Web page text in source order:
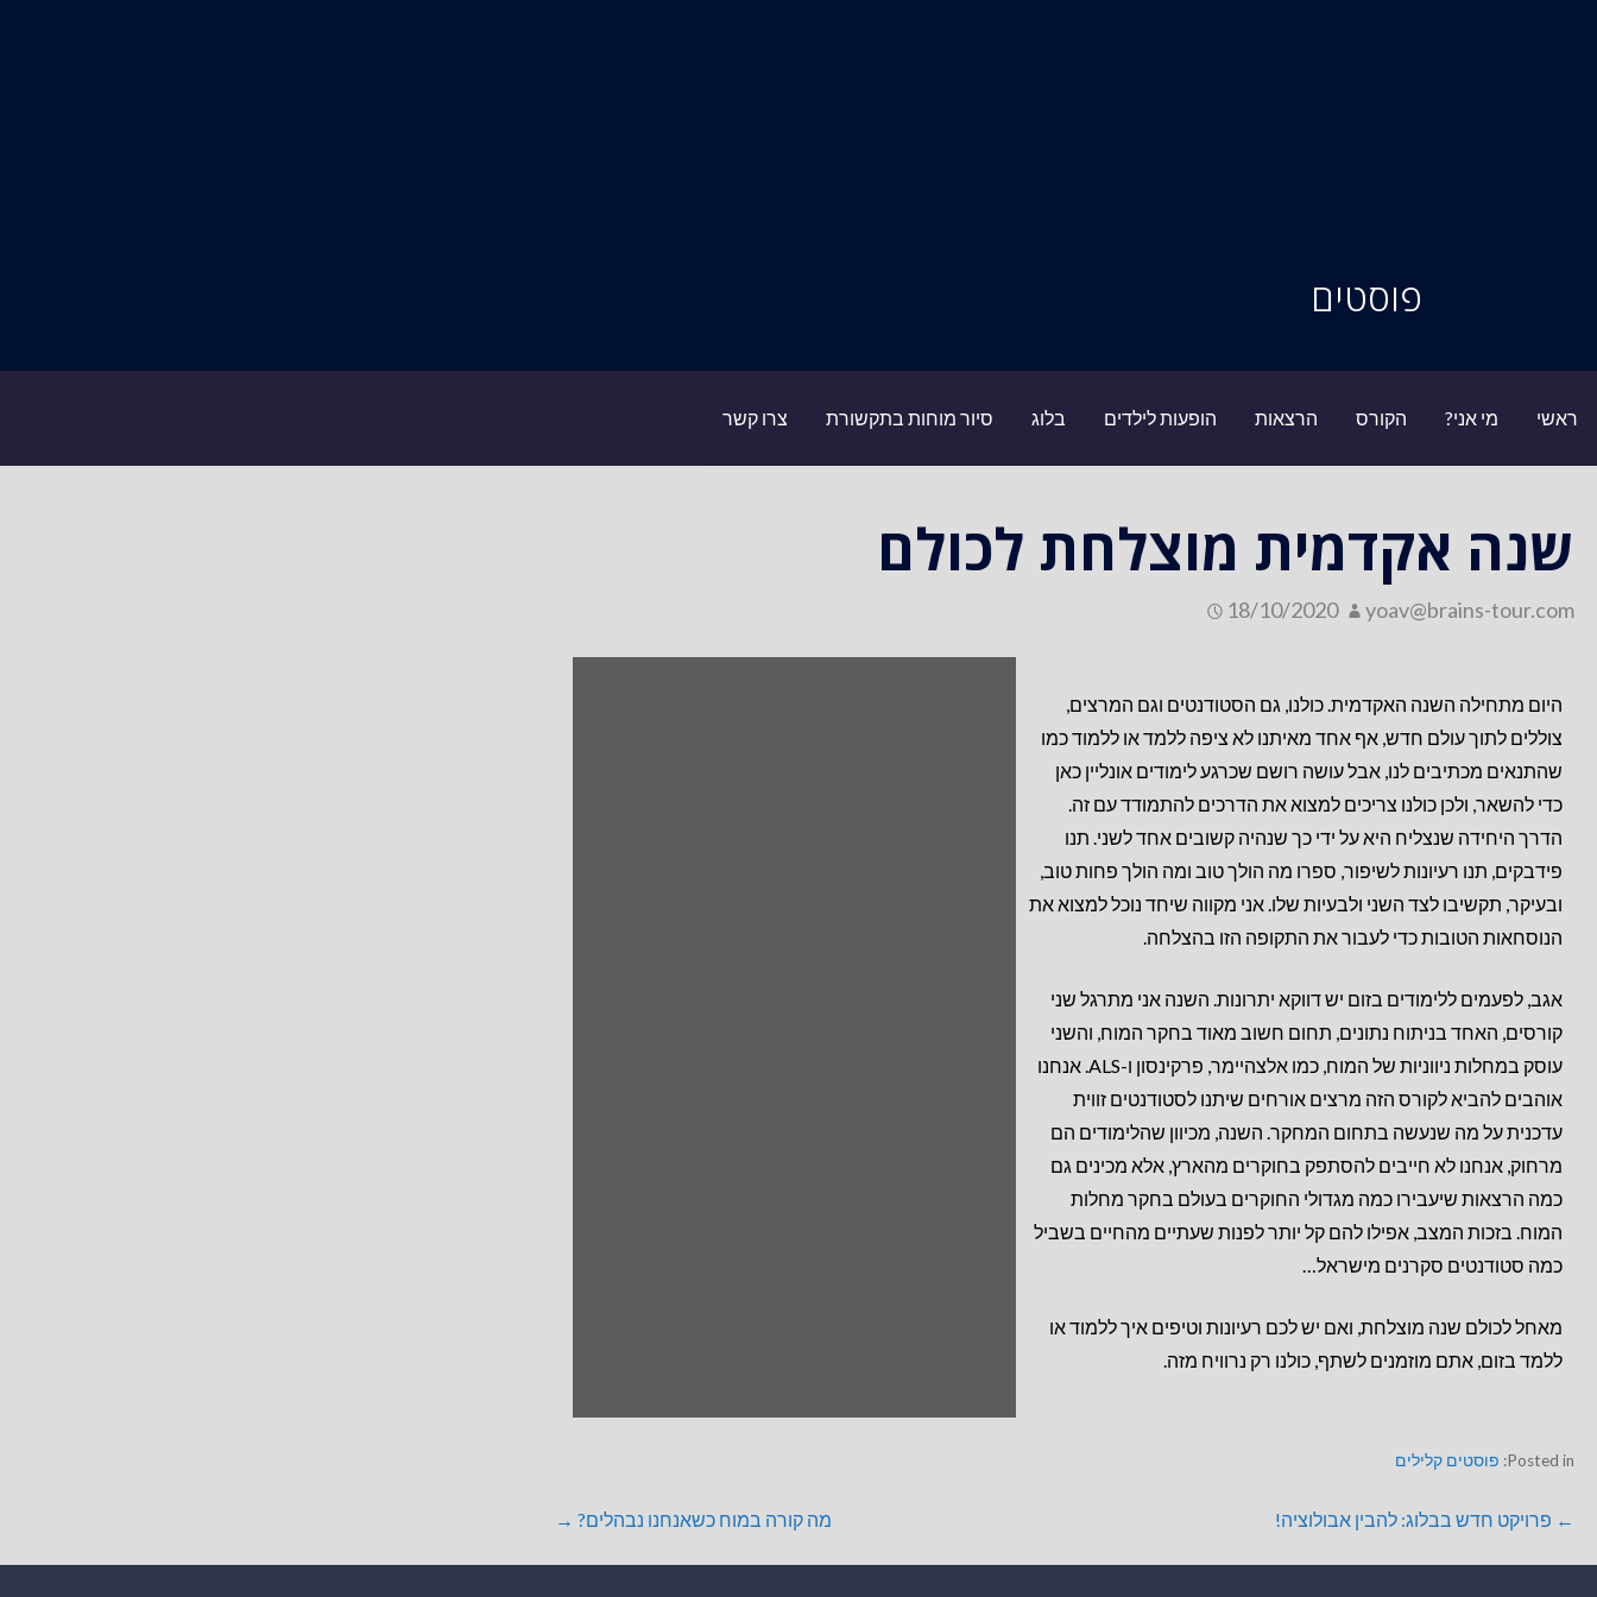
פוסטים
ראשי מי אני? הקורס הרצאות הופעות לילדים בלוג סיור מוחות בתקשורת צרו קשר
שנה אקדמית מוצלחת לכולם
18/10/2020 yoav@brains-tour.com
היום מתחילה השנה האקדמית. כולנו, גם הסטודנטים וגם המרצים,
צוללים לתוך עולם חדש, אף אחד מאיתנו לא ציפה ללמד או ללמוד כמו
שהתנאים מכתיבים לנו, אבל עושה רושם שכרגע לימודים אונליין כאן
כדי להשאר, ולכן כולנו צריכים למצוא את הדרכים להתמודד עם זה.
הדרך היחידה שנצליח היא על ידי כך שנהיה קשובים אחד לשני. תנו
פידבקים, תנו רעיונות לשיפור, ספרו מה הולך טוב ומה הולך פחות טוב,
ובעיקר, תקשיבו לצד השני ולבעיות שלו. אני מקווה שיחד נוכל למצוא את
הנוסחאות הטובות כדי לעבור את התקופה הזו בהצלחה.
אגב, לפעמים ללימודים בזום יש דווקא יתרונות. השנה אני מתרגל שני
קורסים, האחד בניתוח נתונים, תחום חשוב מאוד בחקר המוח, והשני
עוסק במחלות ניווניות של המוח, כמו אלצהיימר, פרקינסון ו-ALS. אנחנו
אוהבים להביא לקורס הזה מרצים אורחים שיתנו לסטודנטים זווית
עדכנית על מה שנעשה בתחום המחקר. השנה, מכיוון שהלימודים הם
מרחוק, אנחנו לא חייבים להסתפק בחוקרים מהארץ, אלא מכינים גם
כמה הרצאות שיעבירו כמה מגדולי החוקרים בעולם בחקר מחלות
המוח. בזכות המצב, אפילו להם קל יותר לפנות שעתיים מהחיים בשביל
כמה סטודנטים סקרנים מישראל…
מאחל לכולם שנה מוצלחת, ואם יש לכם רעיונות וטיפים איך ללמוד או
ללמד בזום, אתם מוזמנים לשתף, כולנו רק נרוויח מזה.
Posted in: פוסטים קלילים
← פרויקט חדש בבלוג: להבין אבולוציה! מה קורה במוח כשאנחנו נבהלים? →